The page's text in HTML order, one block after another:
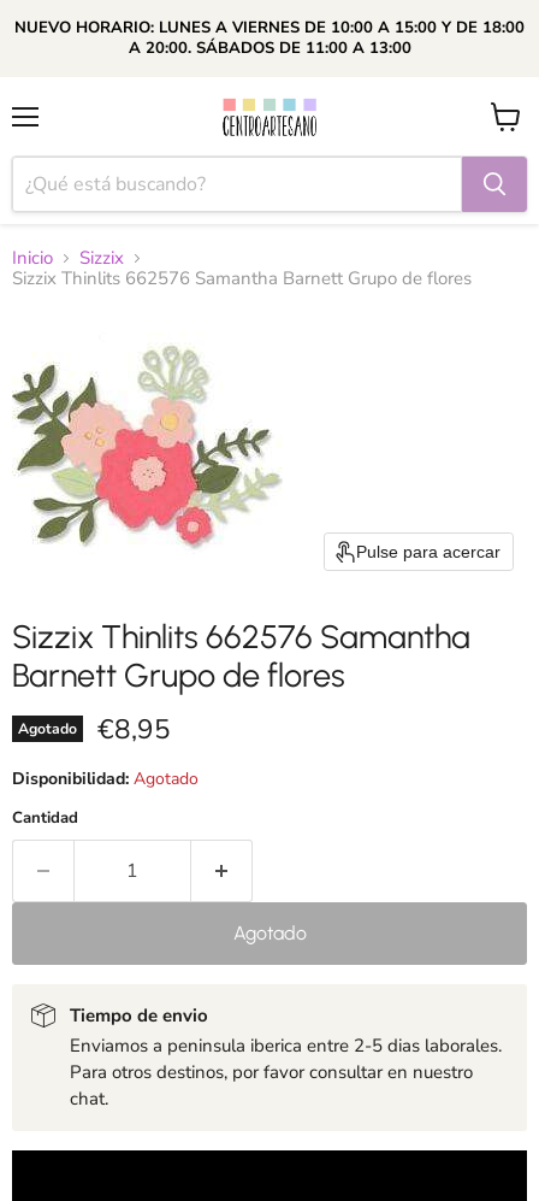
NUEVO HORARIO: LUNES A VIERNES DE 10:00 A 15:00 Y DE 18:00
A 20:00. SÁBADOS DE 11:00 A 13:00
Ver
carrito
Inicio
Sizzix
Sizzix Thinlits 662576 Samantha Barnett Grupo de flores
Pulse para acercar
Sizzix Thinlits 662576 Samantha
Barnett Grupo de flores
Agotado Precio actual
€8,95
Disponibilidad: Agotado
Cantidad
Agotado
Tiempo de envio
Enviamos a peninsula iberica entre 2-5 dias laborales.
Para otros destinos, por favor consultar en nuestro
chat.